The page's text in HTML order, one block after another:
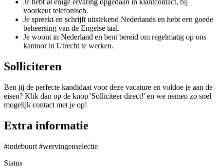
Je hebt al enige ervaring opgedaan in klantcontact, bij
voorkeur telefonisch.
Je spreekt en schrijft uitstekend Nederlands en hebt een goede
beheersing van de Engelse taal.
Je woont in Nederland en bent bereid om regelmatig op ons
kantoor in Utrecht te werken.
Solliciteren
Ben jij de perfecte kandidaat voor deze vacature en voldoe je aan de
eisen? Klik dan op de knop 'Solliciteer direct!' en we nemen zo snel
mogelijk contact met je op!
Extra informatie
#indebuurt #wervingenselectie
Status